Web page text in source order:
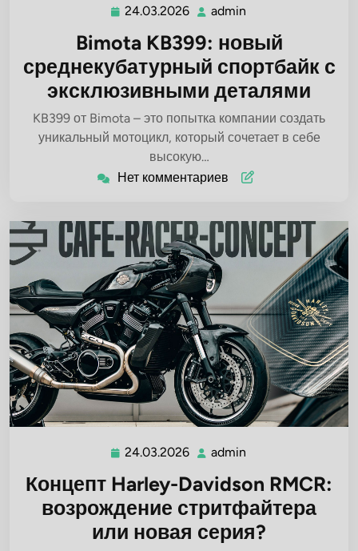
24.03.2026 24.03.2026
admin
Bimota KB399: новый
среднекубатурный спортбайк с
эксклюзивными деталями
KB399 от Bimota – это попытка компании создать
уникальный мотоцикл, который сочетает в себе
высокую…
Нет комментариев
24.03.2026 24.03.2026
admin
Концепт Harley-Davidson RMCR:
возрождение стритфайтера
или новая серия?